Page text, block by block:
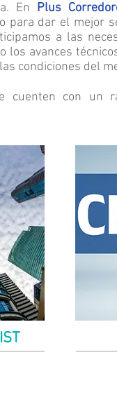
En Plus
para dar el mejor
a las
los avances
condiciones del
cuenten con un